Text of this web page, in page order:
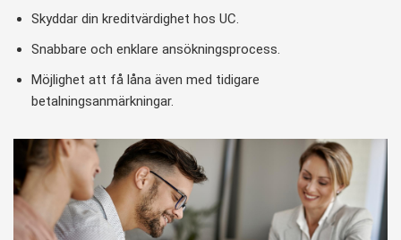
Skyddar din kreditvärdighet hos UC.
Snabbare och enklare ansökningsprocess.
Möjlighet att få låna även med tidigare
betalningsanmärkningar.